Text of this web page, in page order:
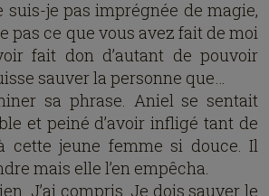
suis-je pas imprégnée de magie,
pas ce que vous avez fait de moi
fait don d’autant de pouvoir
sauver la personne que…
sa phrase. Aniel se sentait
et peiné d’avoir infligé tant de
cette jeune femme si douce. Il
mais elle l’en empêcha.
J’ai compris. Je dois sauver le